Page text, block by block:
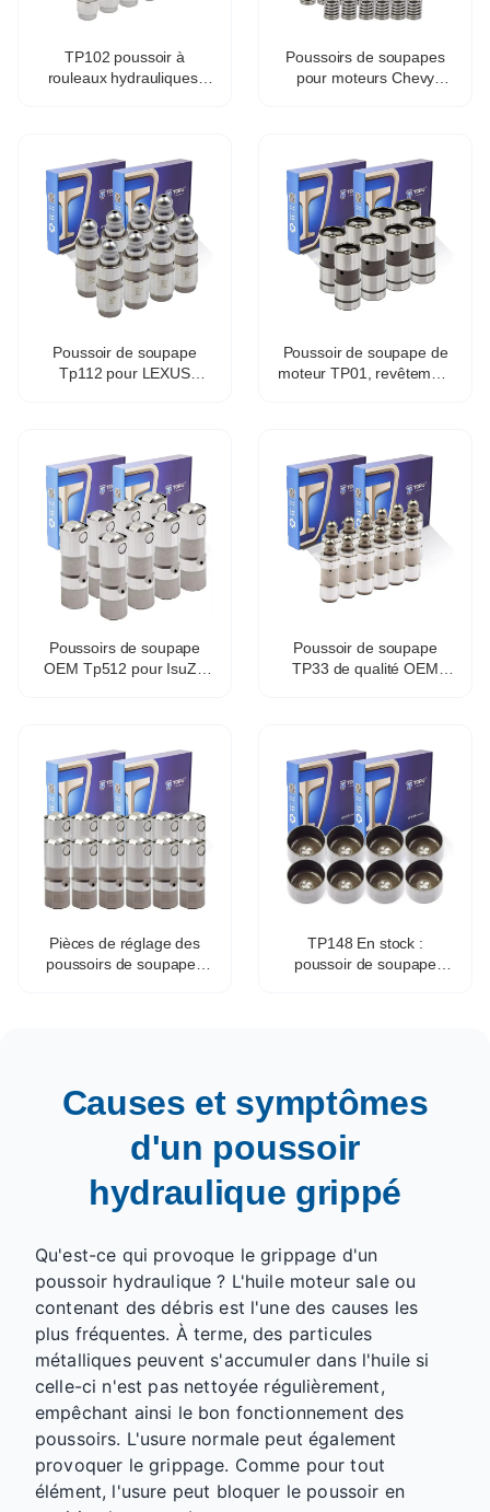
TP102 poussoir à
rouleaux hydrauliques,
Poussoirs de soupapes
pour moteurs Chevy
12571595, HT2303,
TP5118 et VL558
Poussoir de soupape
Tp112 pour LEXUS
Poussoir de soupape de
moteur TP01, revêtement
Poussoirs de soupape
OEM Tp512 pour IsuZu
Poussoir de soupape
TP33 de qualité OEM
Pièces de réglage des
poussoirs de soupapes
TP148 En stock :
poussoir de soupape
Causes et symptômes
d'un poussoir
hydraulique grippé
Qu'est-ce qui provoque le grippage d'un
poussoir hydraulique ? L'huile moteur sale ou
contenant des débris est l'une des causes les
plus fréquentes. À terme, des particules
métalliques peuvent s'accumuler dans l'huile si
celle-ci n'est pas nettoyée régulièrement,
empêchant ainsi le bon fonctionnement des
poussoirs. L'usure normale peut également
provoquer le grippage. Comme pour tout
élément, l'usure peut bloquer le poussoir en